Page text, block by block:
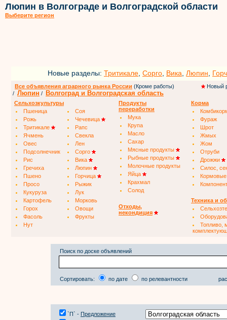
Люпин в Волгограде и Волгоградской области
Выберите регион
Новые разделы: Тритикале Сорго Вика Люпин
Все объявления аграрного рынка России (Кроме работы)
Новый
/ Люпин / Волгоград и Волгоградская область
Сельхозкультуры
Пшеница
Соя
Рожь
Чечевица
Тритикале
Рапс
Ячмень
Свекла
Овес
Лен
Подсолнечник
Сорго
Рис
Вика
Гречиха
Люпин
Пшено
Горчица
Просо
Рыжик
Кукуруза
Лук
Картофель
Морковь
Горох
Овощи
Фасоль
Фрукты
Нут
Продукты
переработки
Мука
Крупа
Масло
Сахар
Мясные продукты
Рыбные продукты
Молочные продукты
Яйца
Крахмал
Солод
Отходы,
некондиция
Корма
Фураж
Шрот
Жмых
Жом
Отруби
Дрожжи
Силос,
Техника и
Топливо,
Поиск по доске объявлений
Сортировать: по дате по релевантности
`П` - Предложение